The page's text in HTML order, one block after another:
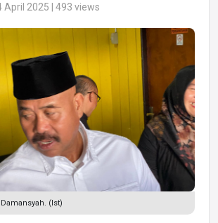
April 2025 | 493 views
(Ist)